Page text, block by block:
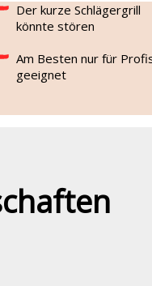
Der kurze Schlägergrill
könnte stören
Am Besten nur für
geeignet